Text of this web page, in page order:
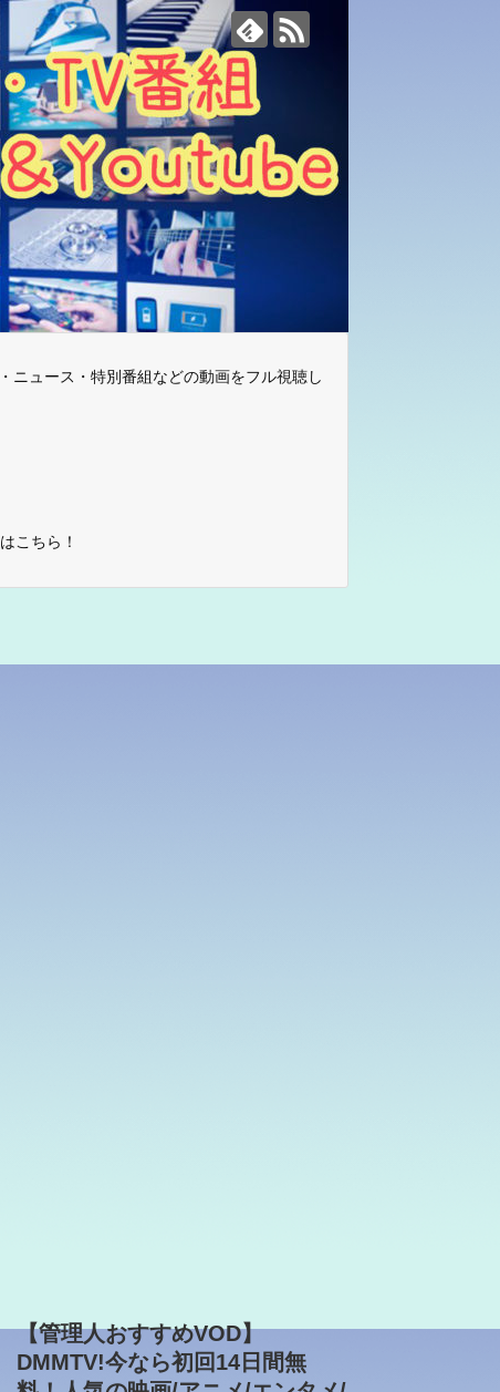
ニュース・特別番組などの動画をフル視聴し
こちら！
【管理人おすすめVOD】
DMMTV!今なら初回14日間無